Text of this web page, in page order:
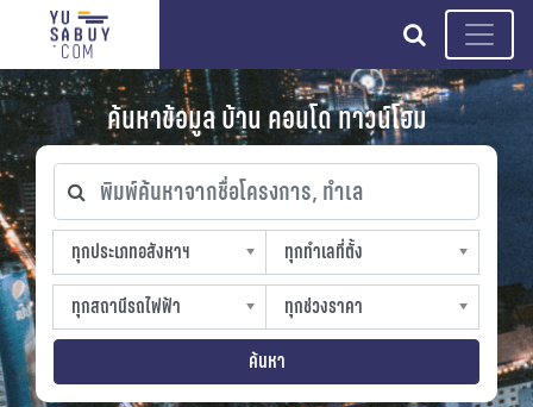
search
ค้นหาข้อมูล บ้าน คอนโด ทาวน์โฮม
พิมพ์ค้นหาจากชื่อโครงการ, ทำเล
ทุกประเภทอสังหาฯ
ทุกประเภทอสังหาฯ
sproperty
ทุกทำเลที่ตั้ง
ทุกทำเลที่ตั้ง
slocation
ทุกสถานีรถไฟฟ้า
ทุกสถานีรถไฟฟ้า
strain-station
ทุกช่วงราคา
ทุกช่วงราคา
sprice
ค้นหา